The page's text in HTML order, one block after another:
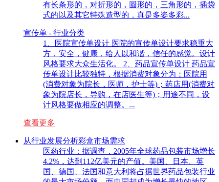
有长条形的，对折形的，圆形的，三角形的，插袋
式的以及其它特殊造型的，真是多姿多彩...
宣传单 - 行业分类
1、医院宣传单设计 医院的宣传单设计要求稳重大
方，安全，健康，给人以和谐，信任的感觉。设计
风格要求大众生活化。 2、药品宣传单设计 药品宣
传单设计比较独特，根据消费对象分为：医院用
(消费对象为院长，医师，护士等)；药店用(消费对
象为院店长，导购，在店医生等)；用途不同，设
计风格要做相应的调整。...
查看更多
从行业发展分析彩盒市场需求
医药行业：据调查，2005年全球药品包装市场增长
4.2%，达到112亿美元的产值。美国、日本、英
国、德国、法国和意大利将占据世界药品包装行业